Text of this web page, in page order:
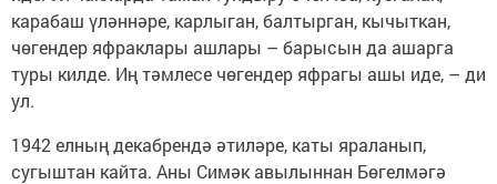
карабаш үләннәре, карлыган, балтырган, кычыткан,
чөгендер яфраклары ашлары – барысын да ашарга
туры килде. Иң тәмлесе чөгендер яфрагы ашы иде, – ди
ул.
1942 елның декабрендә әтиләре, каты яраланып,
сугыштан кайта. Аны Симәк авылыннан Бөгелмәгә